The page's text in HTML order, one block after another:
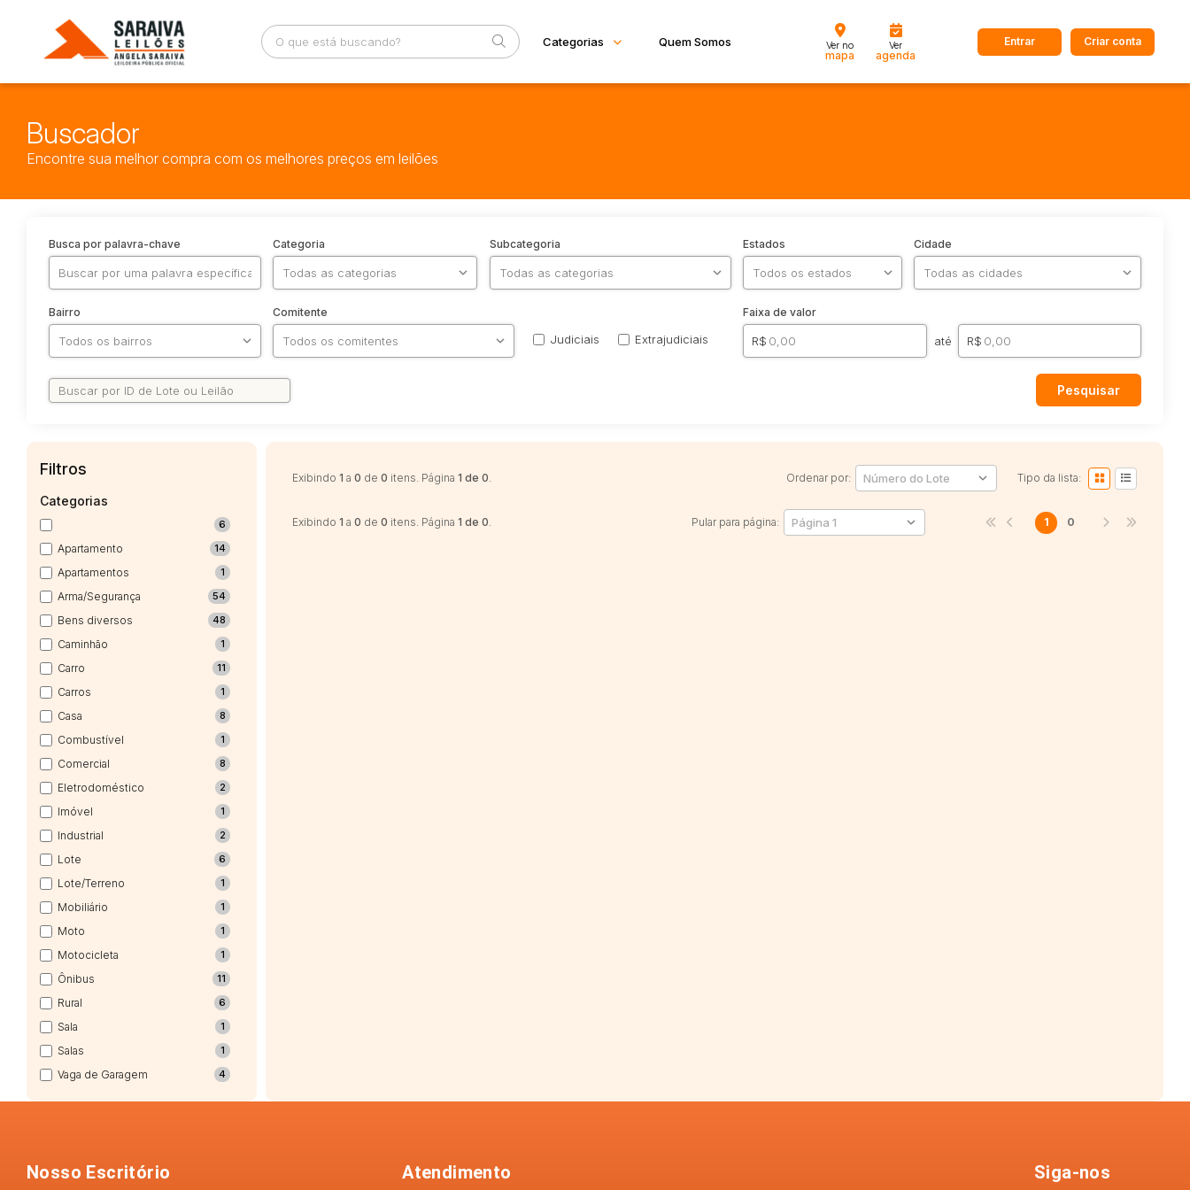
Categorias
Eletrodoméstico
Industrial
Imóveis
Apartamento
Comercial
Imóvel
Lote
Bens diversos
Carro
Quem Somos Ver no
mapa
Ver
agenda
Entrar Criar conta
Buscador
Encontre sua melhor compra com os melhores preços em leilões
Busca por palavra-chave Categoria Subcategoria Estados Cidade
Bairro Comitente
Judiciais Extrajudiciais
Faixa de valor
R$ até R$
Pesquisar
Filtros
Categorias
6
Apartamento 14
Apartamentos 1
Arma/Segurança 54
Bens diversos 48
Caminhão 1
Carro 11
Carros 1
Casa 8
Combustível 1
Comercial 8
Eletrodoméstico 2
Imóvel 1
Industrial 2
Lote 6
Lote/Terreno 1
Mobiliário 1
Moto 1
Motocicleta 1
Ônibus 11
Rural 6
Sala 1
Salas 1
Vaga de Garagem 4
Exibindo 1 a 0 de 0 itens. Página 1 de 0. Ordenar por: Tipo da lista:
Exibindo 1 a 0 de 0 itens. Página 1 de 0. Pular para página: 1 0
Nosso Escritório Atendimento Siga-nos